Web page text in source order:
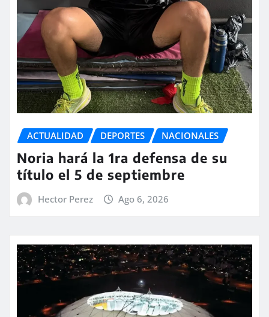
ACTUALIDAD DEPORTES NACIONALES
Noria hará la 1ra defensa de su
título el 5 de septiembre
Hector Perez Ago 6, 2026